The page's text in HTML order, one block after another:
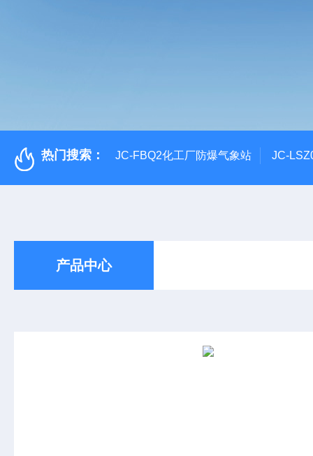
热门搜索： JC-FBQ2化工厂防爆气象站 JC-
产品中心